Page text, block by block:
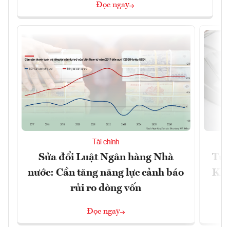
Đọc ngay
Tài chính
Sửa đổi Luật Ngân hàng Nhà
nước: Cần tăng năng lực cảnh báo
rủi ro dòng vốn
Đọc ngay
Từ